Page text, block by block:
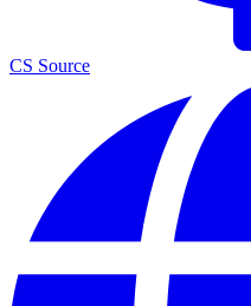
CS Source